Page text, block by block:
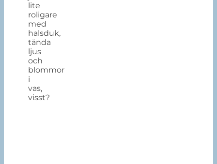
lite
roligare
med
halsduk,
tända
ljus
och
blommor
i
vas,
visst?